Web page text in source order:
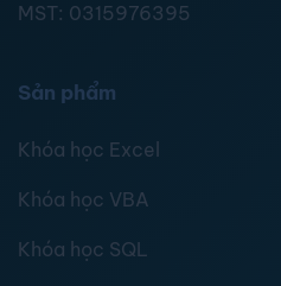
MST: 0315976395
Sản phẩm
Khóa học Excel
Khóa học VBA
Khóa học SQL